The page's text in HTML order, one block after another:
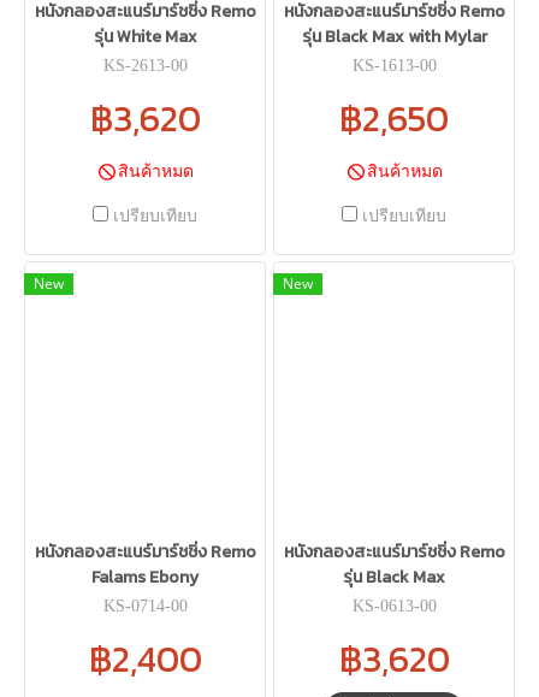
หนังกลองสะแนร์มาร์ชชิ่ง Remo
รุ่น White Max
KS-2613-00
฿3,620
สินค้าหมด
เปรียบเทียบ
หนังกลองสะแนร์มาร์ชชิ่ง Remo
รุ่น Black Max with Mylar
KS-1613-00
฿2,650
สินค้าหมด
เปรียบเทียบ
New
หนังกลองสะแนร์มาร์ชชิ่ง Remo
Falams Ebony
KS-0714-00
฿2,400
New
หนังกลองสะแนร์มาร์ชชิ่ง Remo
รุ่น Black Max
KS-0613-00
฿3,620